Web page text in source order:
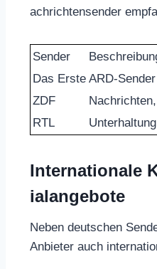
achrichtensender
Sender
Das Erste ARD-
ZDF
RTL
Internationale
ialangebote
Neben deutschen
Anbieter auch